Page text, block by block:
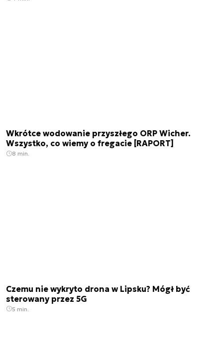
Wkrótce wodowanie przyszłego ORP Wicher.
Wszystko, co wiemy o fregacie [RAPORT]
8 min.
Czemu nie wykryto drona w Lipsku? Mógł być
sterowany przez 5G
5 min.